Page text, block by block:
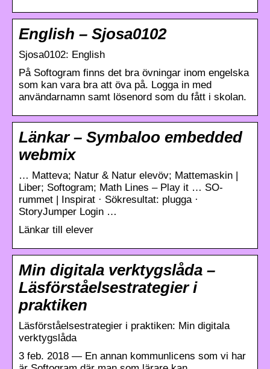
English – Sjosa0102
Sjosa0102: English
På Softogram finns det bra övningar inom engelska
som kan vara bra att öva på. Logga in med
användarnamn samt lösenord som du fått i skolan.
Länkar – Symbaloo embedded
webmix
… Matteva; Natur & Natur elevöv; Mattemaskin |
Liber; Softogram; Math Lines – Play it … SO-
rummet | Inspirat · Sökresultat: plugga ·
StoryJumper Login …
Länkar till elever
Min digitala verktygslåda –
Läsförståelsestrategier i
praktiken
Läsförståelsestrategier i praktiken: Min digitala
verktygslåda
3 feb. 2018 — En annan kommunlicens som vi har